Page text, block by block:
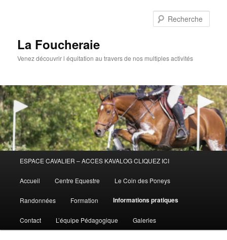
La Foucheraie
Venez découvrir l équitation au travers de nos multiples activités
principal
ESPACE CAVALIER – ACCES KAVALOG CLIQUEZ ICI
Accueil Centre Equestre Le Coin des Poneys
Randonnées Formation Informations pratiques
Contact L’équipe Pédagogique Galeries